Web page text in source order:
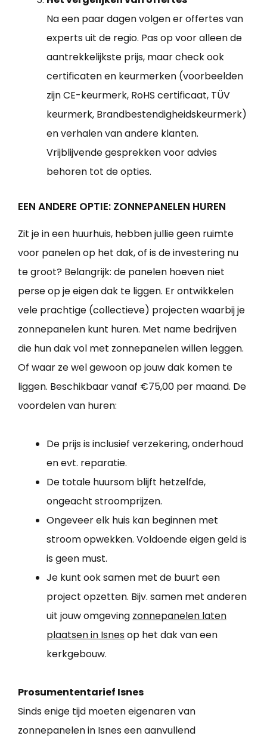
Na een paar dagen volgen er offertes van
experts uit de regio. Pas op voor alleen de
aantrekkelijkste prijs, maar check ook
certificaten en keurmerken (voorbeelden
zijn CE-keurmerk, RoHS certificaat, TÜV
keurmerk, Brandbestendigheidskeurmerk)
en verhalen van andere klanten.
Vrijblijvende gesprekken voor advies
behoren tot de opties.
EEN ANDERE OPTIE: ZONNEPANELEN HUREN
Zit je in een huurhuis, hebben jullie geen ruimte
voor panelen op het dak, of is de investering nu
te groot? Belangrijk: de panelen hoeven niet
perse op je eigen dak te liggen. Er ontwikkelen
vele prachtige (collectieve) projecten waarbij je
zonnepanelen kunt huren. Met name bedrijven
die hun dak vol met zonnepanelen willen leggen.
Of waar ze wel gewoon op jouw dak komen te
liggen. Beschikbaar vanaf €75,00 per maand. De
voordelen van huren:
De prijs is inclusief verzekering, onderhoud
en evt. reparatie.
De totale huursom blijft hetzelfde,
ongeacht stroomprijzen.
Ongeveer elk huis kan beginnen met
stroom opwekken. Voldoende eigen geld is
is geen must.
Je kunt ook samen met de buurt een
project opzetten. Bijv. samen met anderen
uit jouw omgeving zonnepanelen laten
plaatsen in Isnesop het dak van een
kerkgebouw.
Prosumententarief Isnes
Sinds enige tijd moeten eigenaren van
zonnepanelen in Isnes een aanvullend